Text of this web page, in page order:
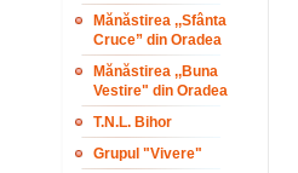
Mănăstirea ,,Sfânta
Cruce” din Oradea
Mănăstirea ,,Buna
Vestire" din Oradea
T.N.L. Bihor
Grupul "Vivere"